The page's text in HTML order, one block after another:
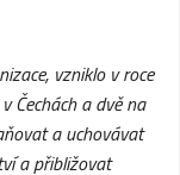
vzniklo v roce
Čechách a dvěna
a uchovávat
a přibližovat